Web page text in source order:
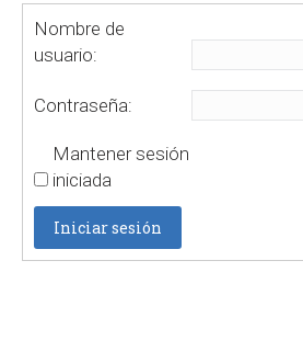
Nombre de
usuario:
Contraseña:
Mantener sesión
iniciada
Iniciar sesión